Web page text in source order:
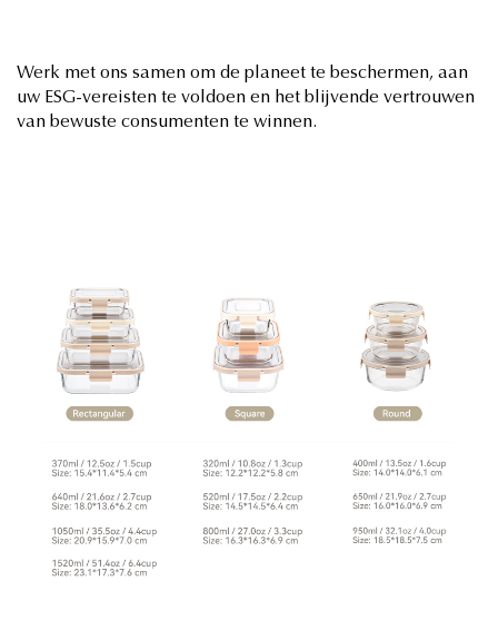
Werk met ons samen om de planeet te beschermen, aan
uw ESG-vereisten te voldoen en het blijvende vertrouwen
van bewuste consumenten te winnen.